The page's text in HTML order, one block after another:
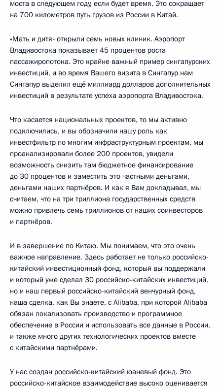
моста в следующем году, если будет время. Это сокращает
на 700 километров путь грузов из России в Китай.
«Мать и дитя» открыли семь новых клиник. Аэропорт
Владивостока показывает 45 процентов роста
пассажиропотока. Это крайне важный пример сингапурских
инвестиций, и во время Вашего визита в Сингапур нам
Сингапур выделил ещё миллиард долларов дополнительных
инвестиций в результате успеха аэропорта Владивостока.
Что касается национальных проектов, то мы активно
подключились, и вы обозначили нашу роль как
инвестфильтр по многим инфраструктурным проектам, мы
проанализировали более 200 проектов, увидели
возможность снизить там бюджетное финансирование
до 30 процентов и заместить это частными деньгами,
деньгами наших партнёров. И как я Вам докладывал, мы
считаем, что на три триллиона государственных средств
можно привлечь семь триллионов от наших соинвесторов
и партнёров.
И в завершение по Китаю. Мы понимаем, что это очень
важное направление. Здесь работает не только российско-
китайский инвестиционный фонд, который вы поддержали
и который уже сделал 30 российско-китайских инвестиций,
но и наш первый российско-китайский венчурный фонд,
наша сделка, как Вы знаете, с Alibaba, при которой Alibaba
обязан локализовать производство и программное
обеспечение в России и использовать все данные в России,
и также много других технологических проектов вместе
с китайскими партнёрами.
У нас создан российско-китайский юаневый фонд. Это
российско-китайское взаимодействие высоко оценивается